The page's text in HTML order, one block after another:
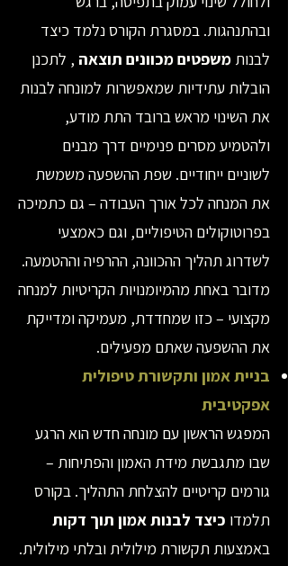
ובהתנהגות. במסגרת הקורס נלמד כיצד
לבנות משפטים מכוונים תוצאה , לתכנן
הובלות עתידיות שמאפשרות למונחה לבנות
את השינוי מראש ברובד התת מודע,
ולהטמיע מסרים פנימיים דרך מבנים
לשוניים ייחודיים. שפת ההשפעה משמשת
את המנחה לכל אורך העבודה – גם כתמיכה
בפרוטוקולים הטיפוליים, וגם כאמצעי
לשדרוג תהליך ההכוונה, ההרפיה וההטמעה.
מדובר באחת מהמיומנויות הקריטיות למנחה
מקצועי – כזו שמחדדת, מעמיקה ומדייקת
את ההשפעה שאתם מפעילים.
בניית אמון ותקשורת טיפולית
אפקטיבית
המפגש הראשון עם מונחה חדש הוא הרגע
שבו מתגבשת מידת האמון והפתיחות –
גורמים קריטיים להצלחת התהליך. בקורס
תלמדו כיצד לבנות אמון תוך דקות
באמצעות תקשורת מילולית ובלתי מילולית.